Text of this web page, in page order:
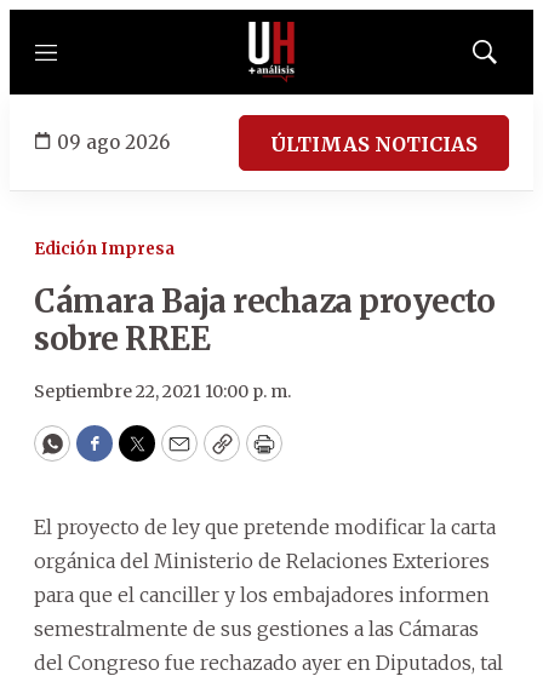
Menú
Mostrar
09 ago 2026 ÚLTIMAS NOTICIAS
Edición Impresa
Cámara Baja rechaza proyecto
sobre RREE
Septiembre 22, 2021 10:00 p. m.
WhatsApp
Facebook
Twitter
EmailCopyPrint
El proyecto de ley que pretende modificar la carta
orgánica del Ministerio de Relaciones Exteriores
para que el canciller y los embajadores informen
semestralmente de sus gestiones a las Cámaras
del Congreso fue rechazado ayer en Diputados, tal